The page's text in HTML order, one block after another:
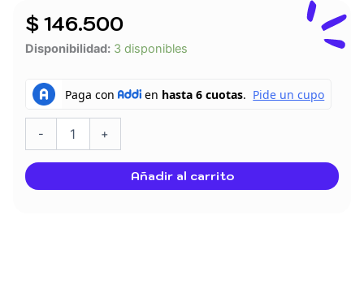
$146.500
Disponibilidad: 3 disponibles
-
N&D
FRANGO
cantidad
+
Añadir al carrito